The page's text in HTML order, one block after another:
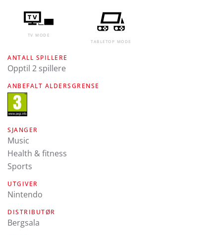
TV MODE
TABLETOP MODE
ANTALL SPILLERE
Opptil 2 spillere
ANBEFALT ALDERSGRENSE
SJANGER
Music
Health & fitness
Sports
UTGIVER
Nintendo
DISTRIBUTØR
Bergsala